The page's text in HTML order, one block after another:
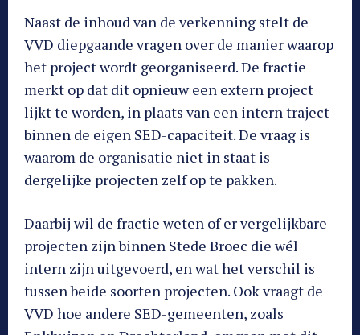
Naast de inhoud van de verkenning stelt de
VVD diepgaande vragen over de manier waarop
het project wordt georganiseerd. De fractie
merkt op dat dit opnieuw een extern project
lijkt te worden, in plaats van een intern traject
binnen de eigen SED-capaciteit. De vraag is
waarom de organisatie niet in staat is
dergelijke projecten zelf op te pakken.
Daarbij wil de fractie weten of er vergelijkbare
projecten zijn binnen Stede Broec die wél
intern zijn uitgevoerd, en wat het verschil is
tussen beide soorten projecten. Ook vraagt de
VVD hoe andere SED-gemeenten, zoals